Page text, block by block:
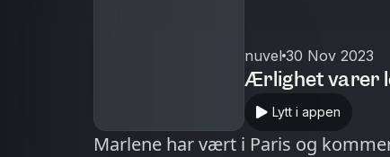
nuvel 30 Nov 2023
Ærlighet varer
Lytt i appen
Marlene har vært i Paris og